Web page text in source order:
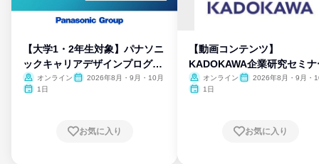
【大学1・2年生対象】パナソニ
ックキャリアデザインプログラ
ム
オンライン
2026年8月・9月・10月
1日
お気に入り
【動画コンテンツ】
KADOKAWA企業研究セミナ
オンライン
2026年8月・9月・
1日
お気に入り